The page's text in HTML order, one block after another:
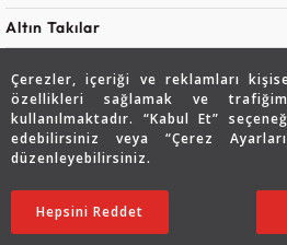
Çerezler, içeriği ve reklamları
özellikleri sağlamak ve
kullanılmaktadır. “Kabul Et”
edebilirsiniz veya “Çerez
düzenleyebilirsiniz.
Hepsini Reddet
Altın Takılar
Blog